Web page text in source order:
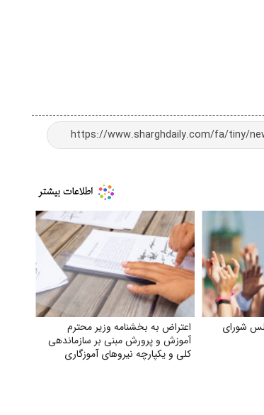
شورای
اعتراض به بخشنامه وزیر محترم
آموزش و پرورش مبنی بر سازماندهی
کلی و یکپارچه نیروهای آموزگاری